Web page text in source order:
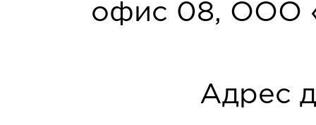
офис 08, ООО
Адрес